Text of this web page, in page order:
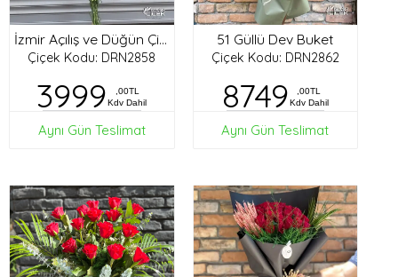
İzmir Açılış ve Düğün Çiçekleri
Çiçek Kodu: DRN2858
3999
,00TL
Kdv Dahil
Aynı Gün Teslimat
51 Güllü Dev Buket
Çiçek Kodu: DRN2862
8749
,00TL
Kdv Dahil
Aynı Gün Teslimat